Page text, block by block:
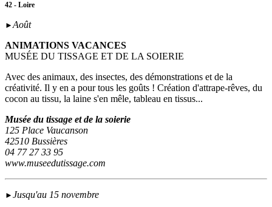
42 - Loire
►Août
ANIMATIONS VACANCES
MUSÉE DU TISSAGE ET DE LA SOIERIE
Avec des animaux, des insectes, des démonstrations et de la
créativité. Il y en a pour tous les goûts ! Création d'attrape-rêves, du
cocon au tissu, la laine s'en mêle, tableau en tissus...
Musée du tissage et de la soierie
125 Place Vaucanson
42510 Bussières
04 77 27 33 95
www.museedutissage.com
► Jusqu'au 15 novembre